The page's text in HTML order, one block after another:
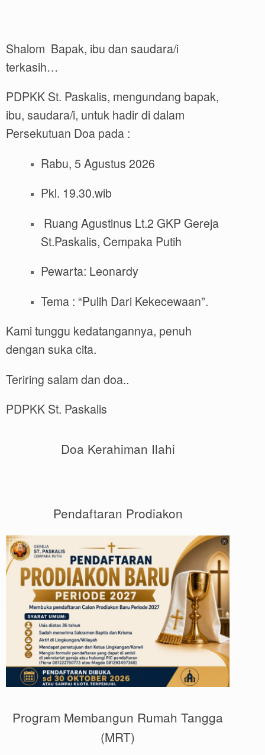
Shalom Bapak, ibu dan saudara/i
terkasih…
PDPKK St. Paskalis, mengundang bapak,
ibu, saudara/i, untuk hadir di dalam
Persekutuan Doa pada :
Rabu, 5 Agustus 2026
Pkl. 19.30.wib
Ruang Agustinus Lt.2 GKP Gereja
St.Paskalis, Cempaka Putih
Pewarta: Leonardy
Tema : “Pulih Dari Kekecewaan”.
Kami tunggu kedatangannya, penuh
dengan suka cita.
Teriring salam dan doa..
PDPKK St. Paskalis
Doa Kerahiman Ilahi
Pendaftaran Prodiakon
Program Membangun Rumah Tangga
(MRT)